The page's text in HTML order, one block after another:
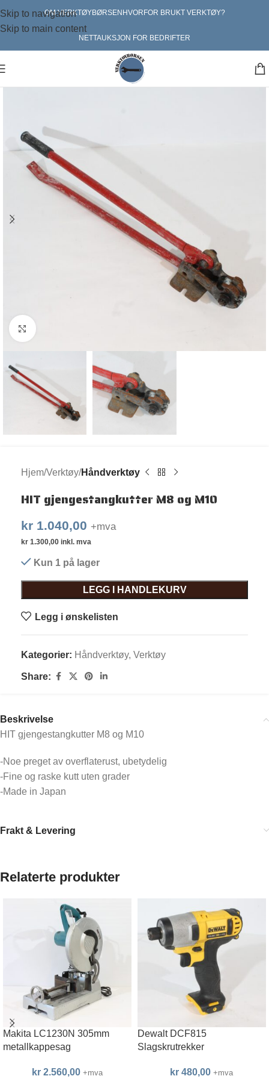
Skip to navigation
Skip to main content
OM VERKTØYBØRSEN HVORFOR BRUKT VERKTØY?
NETTAUKSJON FOR BEDRIFTER
Klikk for større bilde
Hjem Verktøy Håndverktøy
HIT gjengestangkutter M8 og M10
kr 1.040,00 +mva
kr 1.300,00 inkl. mva
Kun 1 på lager
LEGG I HANDLEKURV
Legg i ønskelisten
Kategorier: Håndverktøy, Verktøy
Share:
Beskrivelse
HIT gjengestangkutter M8 og M10
-Noe preget av overflaterust, ubetydelig
-Fine og raske kutt uten grader
-Made in Japan
Frakt & Levering
Relaterte produkter
Makita LC1230N 305mm
metallkappesag
kr 2.560,00 +mva
Dewalt DCF815
Slagskrutrekker
kr480,00 +mva